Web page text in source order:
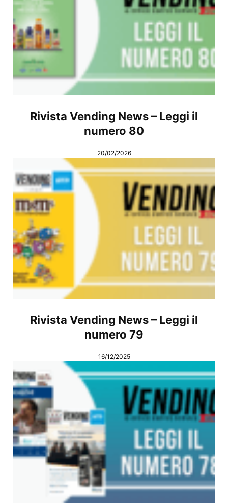
Rivista Vending News – Leggi il
numero 80
20/02/2026
Rivista Vending News – Leggi il
numero 79
16/12/2025